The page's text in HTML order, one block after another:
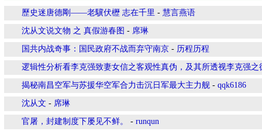
歷史迷唐德剛——老驥伏櫪 志在千里 - 慧言燕语
沈从文说文物 之 真假游春图 - 席琳
国共内战奇事：国民政府不战而弃守南京 - 历程历程
逻辑性分析看李克强致妻女信之客观性真伪，及其所透视李克强之
揭秘南昌空军与苏援华空军合力击沉日军最大主力舰 - qqk6186
沈从文 - 席琳
官屠，封建制度下屡见不鲜。 - runqun